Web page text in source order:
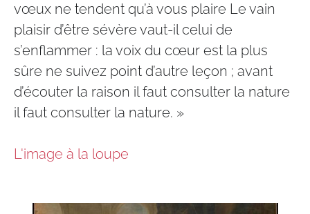
vœux ne tendent qu’à vous plaire Le vain
plaisir d’être sévère vaut-il celui de
s’enflammer : la voix du cœur est la plus
sûre ne suivez point d’autre leçon ; avant
d’écouter la raison il faut consulter la nature
il faut consulter la nature. »
L'image à la loupe